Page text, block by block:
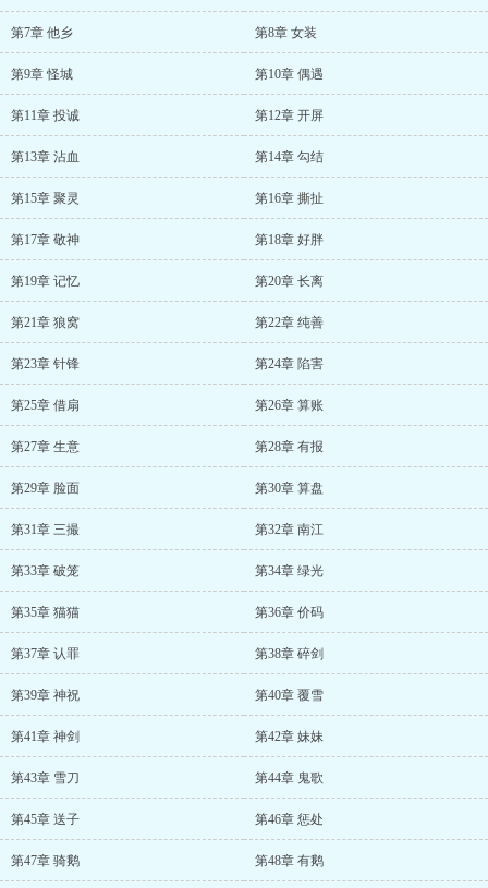
第7章 他乡 第8章 女装
第9章 怪城 第10章 偶遇
第11章 投诚 第12章 开屏
第13章 沾血 第14章 勾结
第15章 聚灵 第16章 撕扯
第17章 敬神 第18章 好胖
第19章 记忆 第20章 长离
第21章 狼窝 第22章 纯善
第23章 针锋 第24章 陷害
第25章 借扇 第26章 算账
第27章 生意 第28章 有报
第29章 脸面 第30章 算盘
第31章 三撮 第32章 南江
第33章 破笼 第34章 绿光
第35章 猫猫 第36章 价码
第37章 认罪 第38章 碎剑
第39章 神祝 第40章 覆雪
第41章 神剑 第42章 妹妹
第43章 雪刀 第44章 鬼歌
第45章 送子 第46章 惩处
第47章 骑鹅 第48章 有鹅